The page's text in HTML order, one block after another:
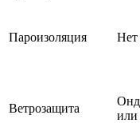
Пароизоляция Нет
Ветрозащита
или